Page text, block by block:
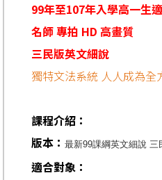
99年至107年入學高一生
名師 專拍 HD 高畫質
三民版英文細說
獨特文法系統 人人成為全
課程介紹：
版本：最新99課綱英文細說 三
適合對象：